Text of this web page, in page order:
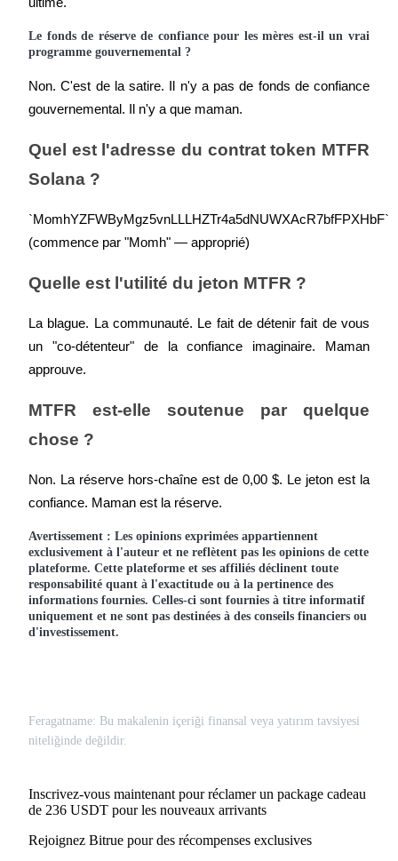
Télécharger
Le fonds de réserve de confiance pour les mères est-il un vrai
programme gouvernemental ?
Non. C'est de la satire. Il n'y a pas de fonds de confiance
gouvernemental. Il n'y a que maman.
Quel est l'adresse du contrat token MTFR
Solana ?
`MomhYZFWByMgz5vnLLLHZTr4a5dNUWXAcR7bfFPXHbF`
(commence par "Momh" — approprié)
Quelle est l'utilité du jeton MTFR ?
La blague. La communauté. Le fait de détenir fait de vous
un "co-détenteur" de la confiance imaginaire. Maman
approuve.
MTFR est-elle soutenue par quelque
chose ?
Non. La réserve hors-chaîne est de 0,00 $. Le jeton est la
confiance. Maman est la réserve.
Avertissement : Les opinions exprimées appartiennent
exclusivement à l'auteur et ne reflètent pas les opinions de cette
plateforme. Cette plateforme et ses affiliés déclinent toute
responsabilité quant à l'exactitude ou à la pertinence des
informations fournies. Celles-ci sont fournies à titre informatif
uniquement et ne sont pas destinées à des conseils financiers ou
d'investissement.
Feragatname: Bu makalenin içeriği finansal veya yatırım tavsiyesi
niteliğinde değildir.
Inscrivez-vous maintenant pour réclamer un package cadeau
de 236 USDT pour les nouveaux arrivants
Rejoignez Bitrue pour des récompenses exclusives